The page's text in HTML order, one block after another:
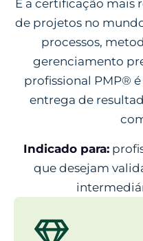
É a certificação mais
de projetos no
processos,
gerenciamento
profissional PMP®
entrega de
Indicado para:
que desejam